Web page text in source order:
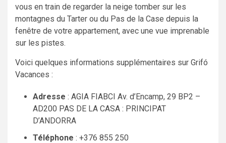
vous en train de regarder la neige tomber sur les
montagnes du Tarter ou du Pas de la Case depuis la
fenêtre de votre appartement, avec une vue imprenable
sur les pistes.
Voici quelques informations supplémentaires sur Grifó
Vacances :
Adresse : AGIA FIABCI Av. d’Encamp, 29 BP2 –
AD200 PAS DE LA CASA : PRINCIPAT
D’ANDORRA
Téléphone : +376 855 250